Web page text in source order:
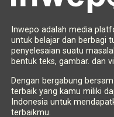
Inwepo adalah media
untuk belajar dan berbagi
penyelesaian suatu
bentuk teks, gambar. dan
Dengan bergabung
terbaik yang kamu miliki
Indonesia untuk
terbaikmu.